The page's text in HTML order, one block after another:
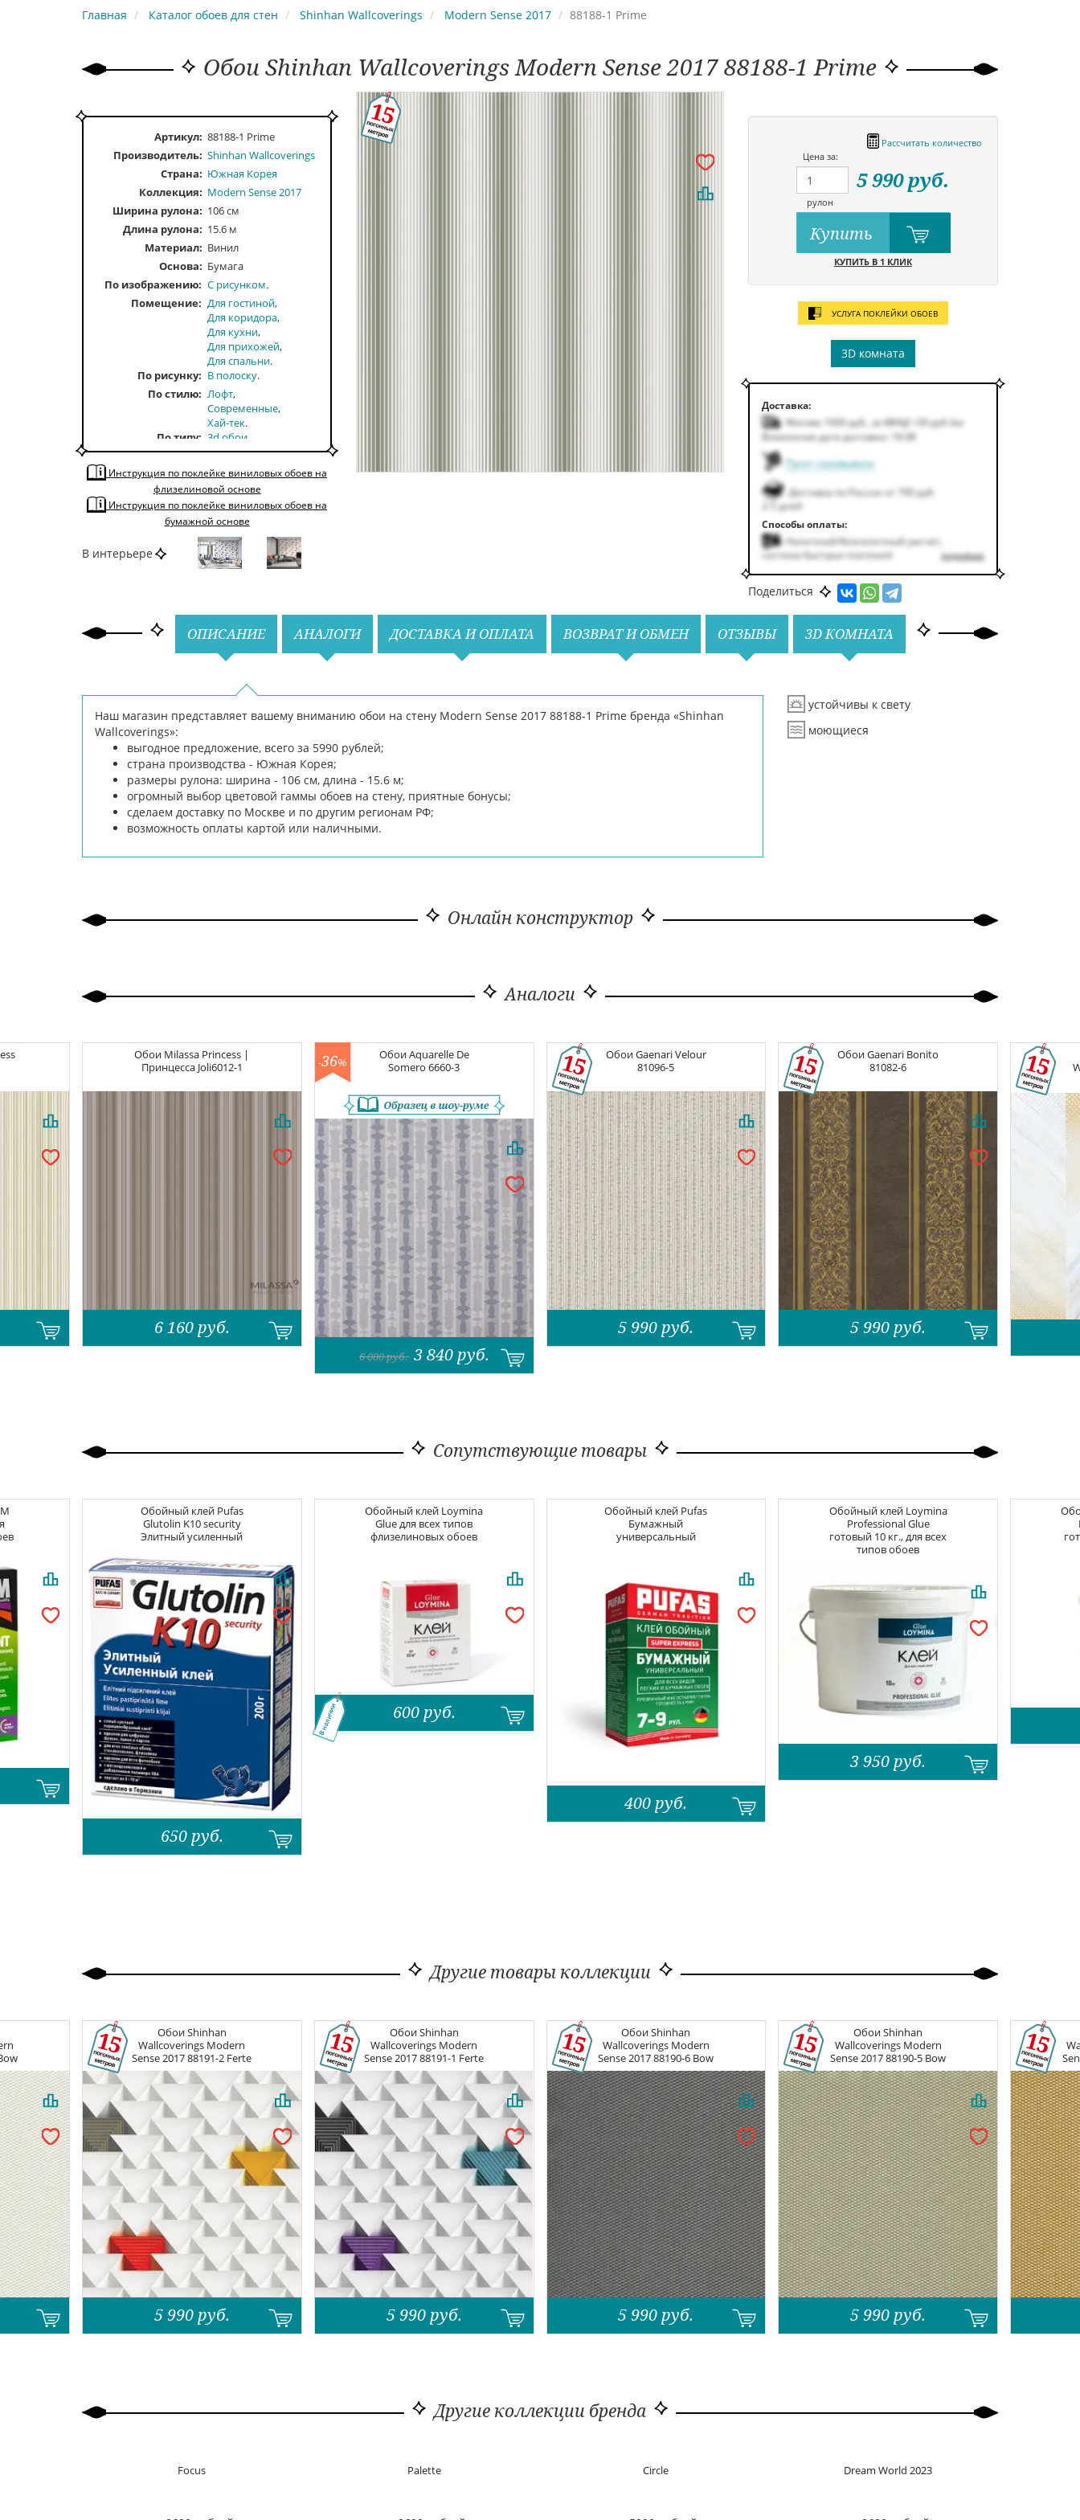
Главная Каталог обоев для стен Shinhan Wallcoverings Modern Sense 2017 88188-1 Prime
Обои Shinhan Wallcoverings Modern Sense 2017 88188-1 Prime
Рассчитать количество
Цена за:
рулон
5 990руб.
Купить
КУПИТЬ В 1 КЛИК
УСЛУГА ПОКЛЕЙКИ ОБОЕВ
3D комната
Доставка:
Москва 1000руб. за МКАД +50руб. /км
Возможная дата доставки: 18.08
Пункт самовывоза
Доставка по России от 700 руб.
2-5 дней
Способы оплаты:
Наличный/безналичный расчет,
система быстрых платежей
подробнее
Поделиться
Артикул: 88188-1 Prime
Производитель: Shinhan Wallcoverings
Страна: Южная Корея
Коллекция: Modern Sense 2017
Ширина рулона: 106 см
Длина рулона: 15.6 м
Материал: Винил
Основа: Бумага
По изображению
С рисунком
Помещение
Для гостиной
Для коридора
Для кухни
Для прихожей
Для спальни
По рисунку
В полоску
По стилю
Лофт
Современные
Хай-тек
По типу
3d обои
По тону Светлые
По цвету Серый
Инструкция по поклейке виниловых обоев на
флизелиновой основе
Инструкция по поклейке виниловых обоев на
бумажной основе
В интерьере
ОПИСАНИЕ АНАЛОГИ ДОСТАВКА И ОПЛАТА ВОЗВРАТ И ОБМЕН ОТЗЫВЫ 3D КОМНАТА
Наш магазин представляет вашему вниманию обои на стену Modern Sense 2017 88188-1 Prime бренда «Shinhan
Wallcoverings»:
выгодное предложение, всего за 5990 рублей;
страна производства - Южная Корея;
размеры рулона: ширина - 106 см, длина - 15.6 м;
огромный выбор цветовой гаммы обоев на стену, приятные бонусы;
сделаем доставку по Москве и по другим регионам РФ;
возможность оплаты картой или наличными.
устойчивы к свету
моющиеся
Онлайн конструктор
Аналоги
Обои Milassa Princess |
Принцесса Joli6012-1
6 160 руб.
ОбоиAquarelle De
Somero6660-3
-36%
6 000руб. 3 840 руб.
ОбоиGaenari Velour
81096-5
5 990 руб.
ОбоиGaenari Bonito
81082-6
5 990 руб.
Сопутствующие товары
Обойный клей Pufas
Glutolin K10 security
Элитный усиленный
650 руб.
Обойный клей Loymina
Glue для всех типов
флизелиновых обоев
600 руб.
В наличии
Обойный клей Pufas
Бумажный
универсальный
400 руб.
Обойный клей Loymina
Professional Glue
готовый 10 кг., для всех
типов обоев
3 950 руб.
Другие товары коллекции
ОбоиShinhan
Wallcoverings Modern
Sense 201788191-2 Ferte
5 990 руб.
ОбоиShinhan
Wallcoverings Modern
Sense 201788191-1 Ferte
5 990 руб.
ОбоиShinhan
Wallcoverings Modern
Sense 201788190-6 Bow
5 990 руб.
ОбоиShinhan
Wallcoverings Modern
Sense 201788190-5 Bow
5 990 руб.
Другие коллекции бренда
Focus Palette Circle Dream World 2023